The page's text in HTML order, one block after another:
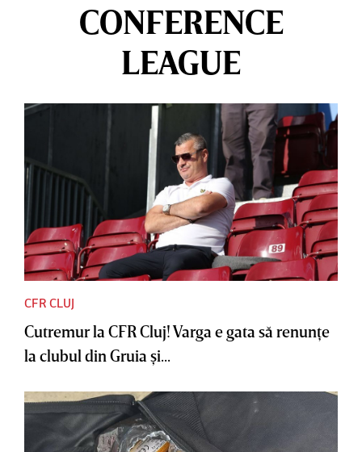
CONFERENCE
LEAGUE
CFR CLUJ
Cutremur la CFR Cluj! Varga e gata să renunţe
la clubul din Gruia şi...